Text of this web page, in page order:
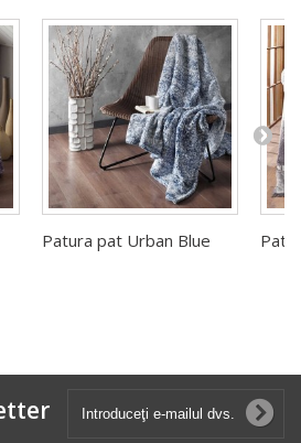
Patura pat Urban Blue